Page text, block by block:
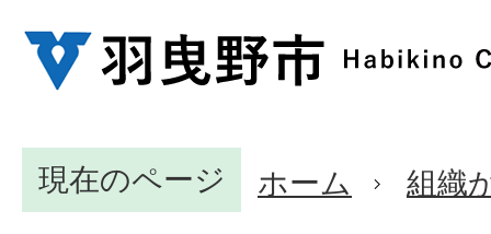
現在のページ ホーム 組織